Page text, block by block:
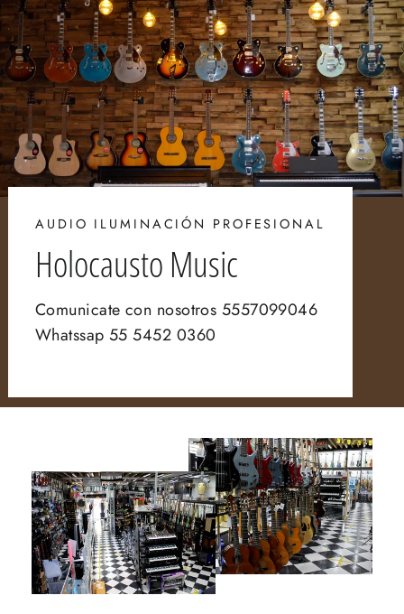
AUDIO ILUMINACIÓN PROFESIONAL
Holocausto Music
Comunicate con nosotros 5557099046
Whatssap 55 5452 0360